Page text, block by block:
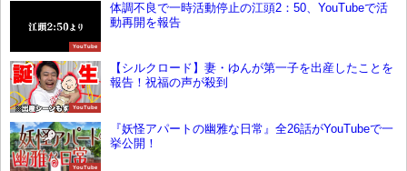
YouTube
体調不良で一時活動停止の江頭2：50、YouTubeで活
動再開を報告
YouTube
【シルクロード】妻・ゆんが第一子を出産したことを
報告！祝福の声が殺到
YouTube
『妖怪アパートの幽雅な日常』全26話がYouTubeで一
挙公開！